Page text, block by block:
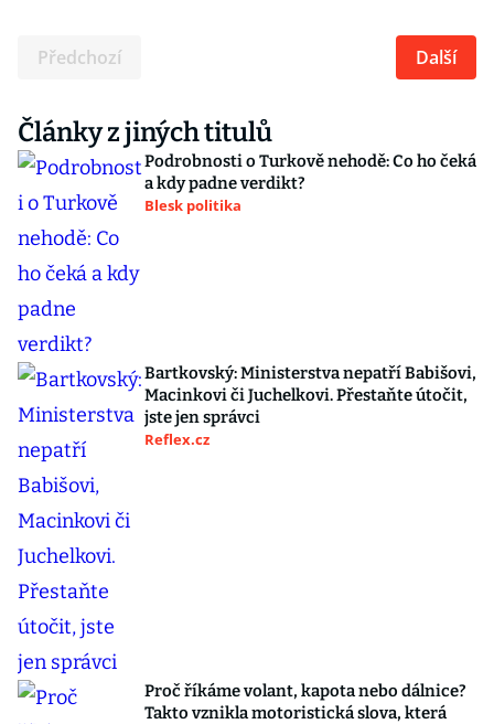
Předchozí Další
Články z jiných titulů
Podrobnosti o Turkově nehodě: Co ho čeká
a kdy padne verdikt?
Blesk politika
Bartkovský: Ministerstva nepatří Babišovi,
Macinkovi či Juchelkovi. Přestaňte útočit,
jste jen správci
Reflex.cz
Proč říkáme volant, kapota nebo dálnice?
Takto vznikla motoristická slova, která